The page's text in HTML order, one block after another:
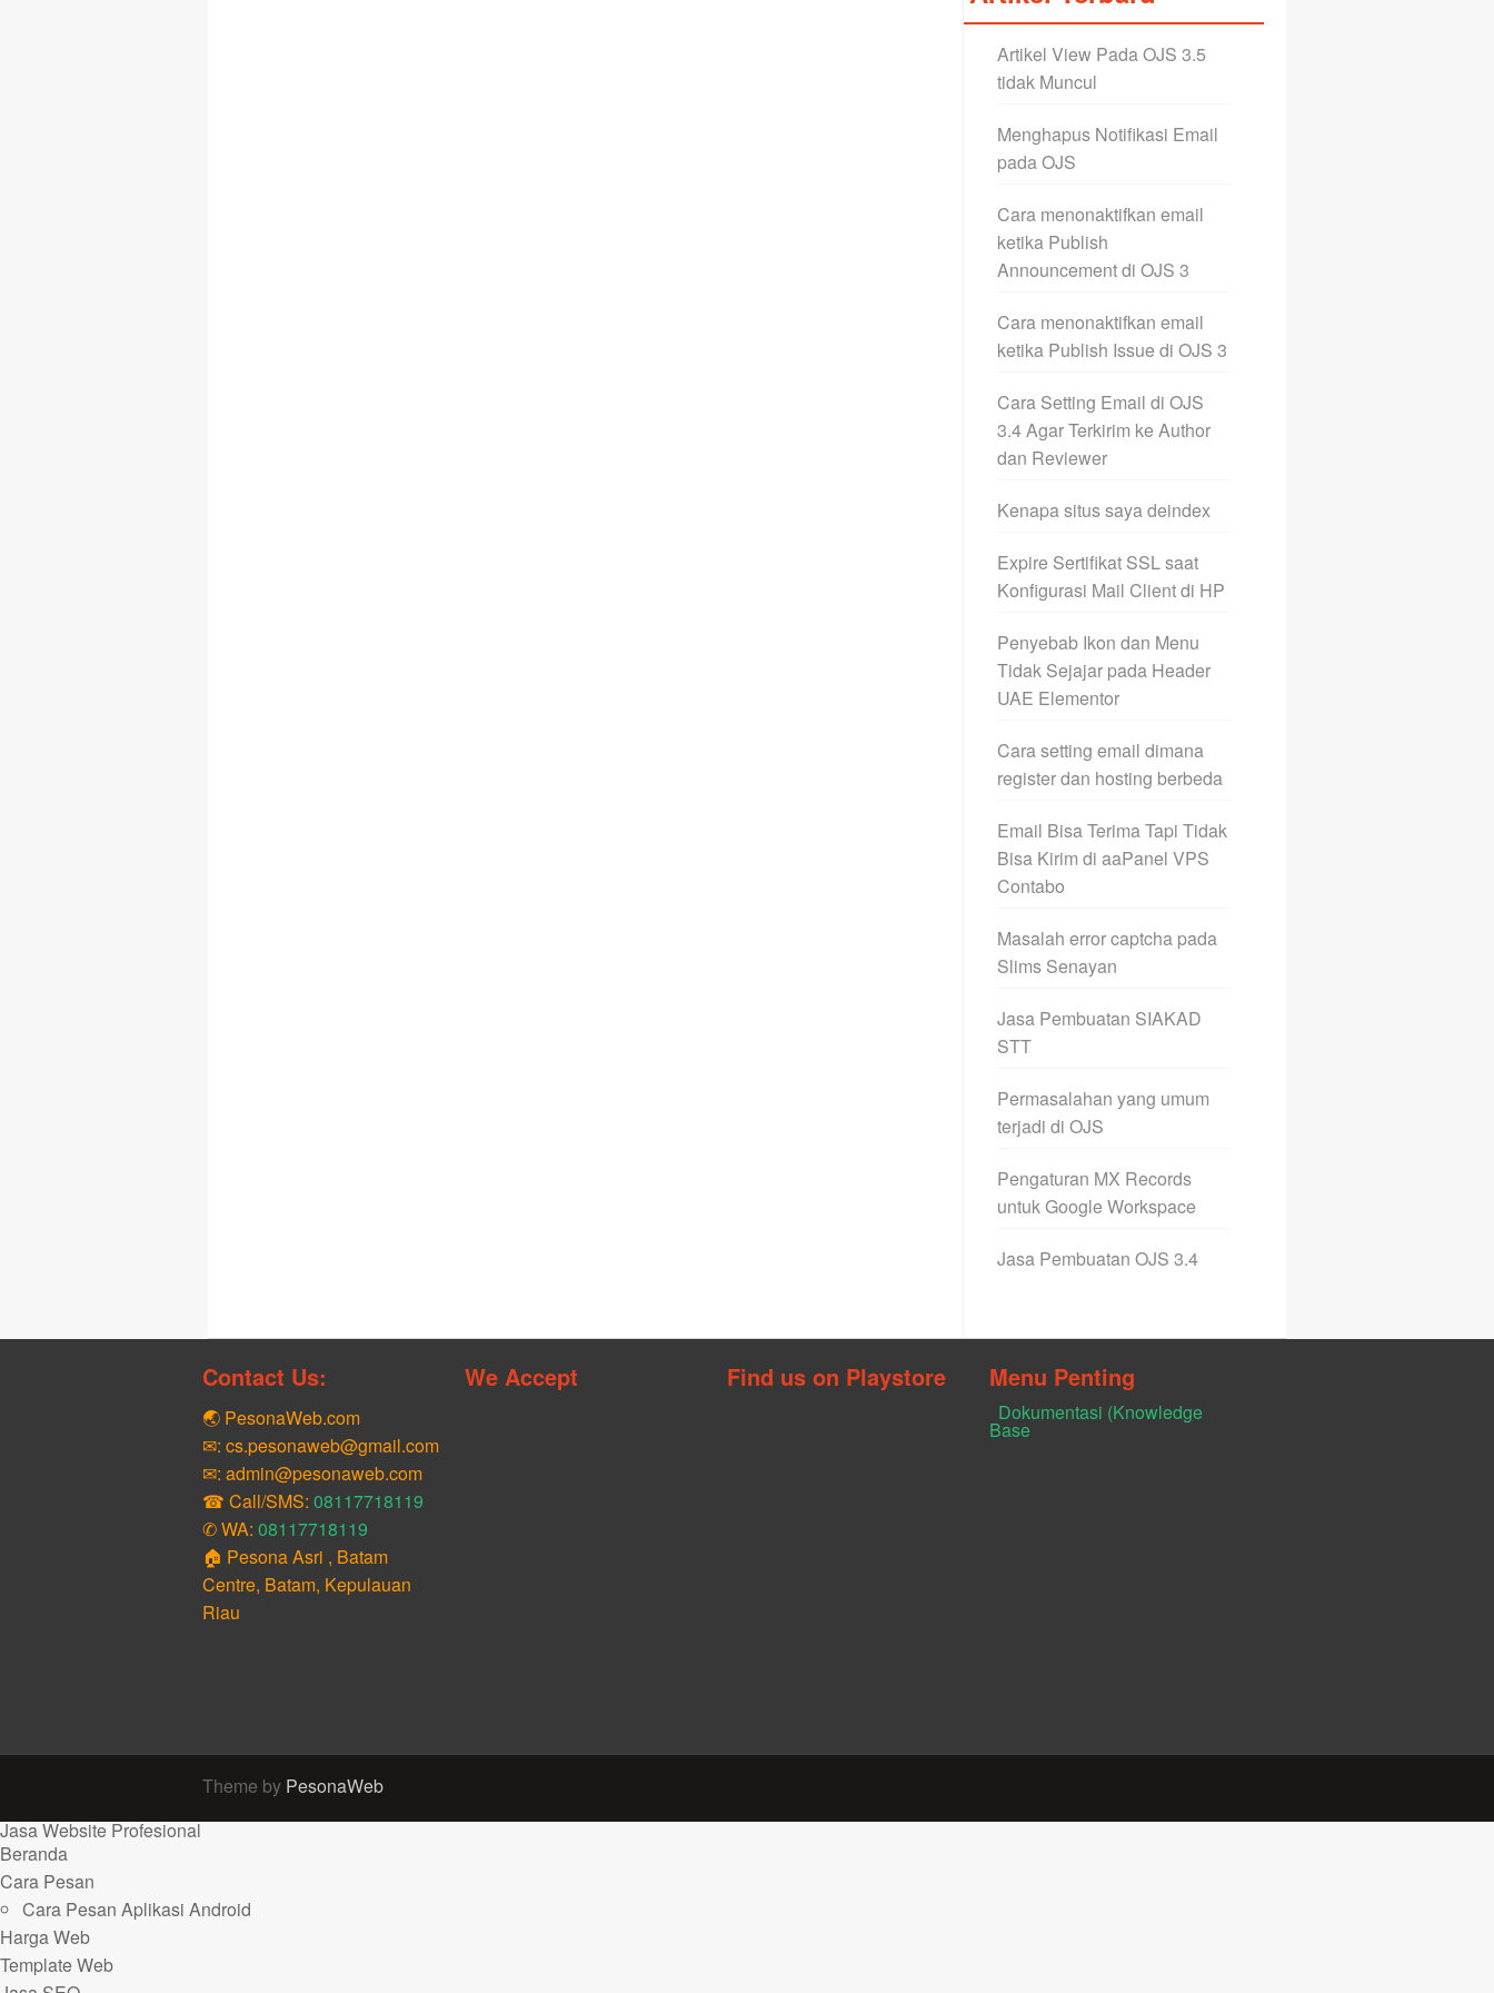
Artikel View Pada OJS 3.5
tidak Muncul
Menghapus Notifikasi Email
pada OJS
Cara menonaktifkan email
ketika Publish
Announcement di OJS 3
Cara menonaktifkan email
ketika Publish Issue di OJS 3
Cara Setting Email di OJS
3.4 Agar Terkirim ke Author
dan Reviewer
Kenapa situs saya deindex
Expire Sertifikat SSL saat
Konfigurasi Mail Client di HP
Penyebab Ikon dan Menu
Tidak Sejajar pada Header
UAE Elementor
Cara setting email dimana
register dan hosting berbeda
Email Bisa Terima Tapi Tidak
Bisa Kirim di aaPanel VPS
Contabo
Masalah error captcha pada
Slims Senayan
Jasa Pembuatan SIAKAD
STT
Permasalahan yang umum
terjadi di OJS
Pengaturan MX Records
untuk Google Workspace
Jasa Pembuatan OJS 3.4
Contact Us:
🌏 PesonaWeb.com
✉: cs.pesonaweb@gmail.com
✉: admin@pesonaweb.com
☎ Call/SMS: 08117718119
✆ WA: 08117718119
🏠 Pesona Asri , Batam
Centre, Batam, Kepulauan
Riau
We Accept Find us on Playstore Menu Penting
Dokumentasi (Knowledge
Base
Theme by PesonaWeb
Jasa Website Profesional
Beranda
Cara Pesan
Cara Pesan Aplikasi Android
Harga Web
Template Web